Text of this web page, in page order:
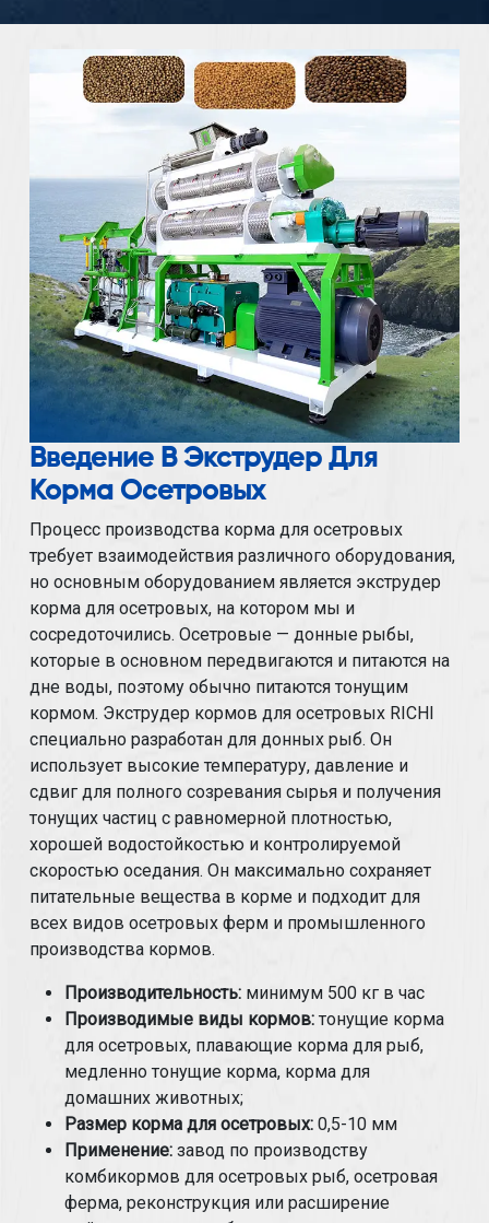
Введение В Экструдер Для
Корма Осетровых
Процесс производства корма для осетровых
требует взаимодействия различного оборудования,
но основным оборудованием является экструдер
корма для осетровых, на котором мы и
сосредоточились. Осетровые — донные рыбы,
которые в основном передвигаются и питаются на
дне воды, поэтому обычно питаются тонущим
кормом. Экструдер кормов для осетровых RICHI
специально разработан для донных рыб. Он
использует высокие температуру, давление и
сдвиг для полного созревания сырья и получения
тонущих частиц с равномерной плотностью,
хорошей водостойкостью и контролируемой
скоростью оседания. Он максимально сохраняет
питательные вещества в корме и подходит для
всех видов осетровых ферм и промышленного
производства кормов.
Производительность: минимум 500 кг в час
Производимые виды кормов: тонущие корма
для осетровых, плавающие корма для рыб,
медленно тонущие корма, корма для
домашних животных;
Размер корма для осетровых:0,5-10 мм
Применение: завод по производству
комбикормов для осетровых рыб, осетровая
ферма, реконструкция или расширение